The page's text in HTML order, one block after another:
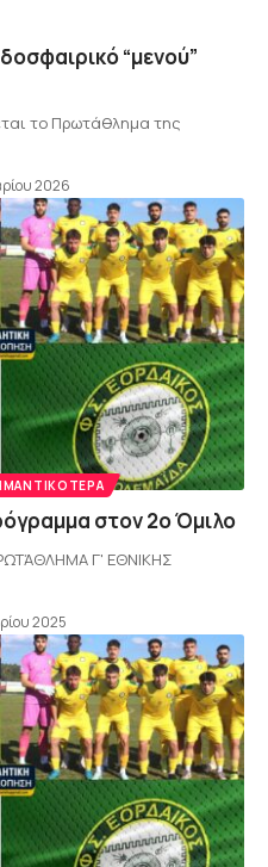
“μενού”
το Πρωτάθλημα της
2026
στον 2ο Όμιλο
Γ' ΕΘΝΙΚΗΣ
2025